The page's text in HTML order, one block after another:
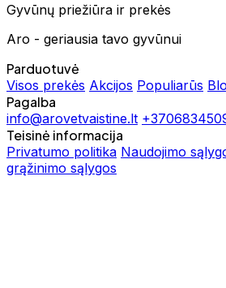
Gyvūnų priežiūra ir prekės
Aro - geriausia tavo gyvūnui
Parduotuvė
Visos prekės Akcijos Populiarūs
Pagalba
info@arovetvaistine.lt
Teisinė informacija
Privatumo politika Naudojimo
grąžinimo sąlygos